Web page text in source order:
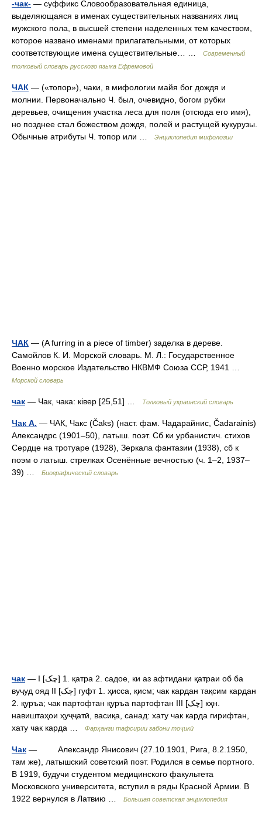
-чак- — суффикс Словообразовательная единица,
выделяющаяся в именах существительных названиях лиц
мужского пола, в высшей степени наделенных тем качеством,
которое названо именами прилагательными, от которых
соответствующие имена существительные… …
Современный
толковый словарь русского языка Ефремовой
ЧАК — («топор»), чаки, в мифологии майя бог дождя и
молнии. Первоначально Ч. был, очевидно, богом рубки
деревьев, очищения участка леса для поля (отсюда его имя),
но позднее стал божеством дождя, полей и растущей кукурузы.
Обычные атрибуты Ч. топор или …
Энциклопедия мифологии
ЧАК — (A furring in a piece of timber) заделка в дереве.
Самойлов К. И. Морской словарь. М. Л.: Государственное
Военно морское Издательство НКВМФ Союза ССР, 1941 …
Морской словарь
чак — Чак, чака: ківер [25,51] … Толковый украинский словарь
Чак А. — ЧАК, Чакс (Čaks) (наст. фам. Чадарайнис, Čadarainis)
Александрс (1901–50), латыш. поэт. Сб ки урбанистич. стихов
Сердце на тротуаре (1928), Зеркала фантазии (1938), сб к
поэм о латыш. стрелках Осенённые вечностью (ч. 1–2, 1937–
39) …
Биографический словарь
чак — I [چک] 1. қатра 2. садое, ки аз афтидани қатраи об ба
вуҷуд ояд II [چک] гуфт 1. ҳисса, қисм; чак кардан тақсим кардан
2. қуръа; чак партофтан қуръа партофтан III [چک] кҳн.
навиштаҳои ҳуҷҷатӣ, васиқа, санад: хату чак карда гирифтан,
хату чак карда …
Фарҳанги тафсирии забони тоҷикӣ
Чак — Александр Янисович (27.10.1901, Рига, 8.2.1950,
там же), латышский советский поэт. Родился в семье портного.
В 1919, будучи студентом медицинского факультета
Московского университета, вступил в ряды Красной Армии. В
1922 вернулся в Латвию …
Большая советская энциклопедия